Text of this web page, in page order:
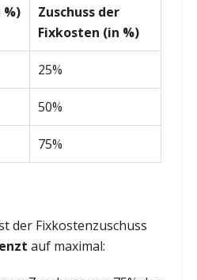
Zuschuss der
Fixkosten (in %)
25%
50%
75%
der Fixkostenzuschuss
auf maximal: